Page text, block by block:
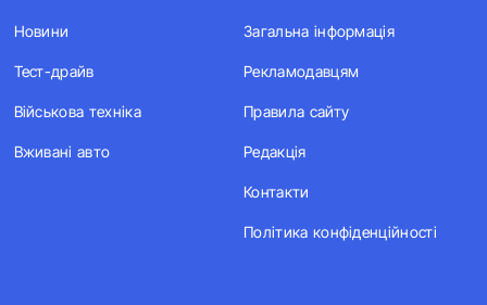
Новини
Тест-драйв
Військова техніка
Вживані авто
Загальна інформація
Рекламодавцям
Правила сайту
Редакція
Контакти
Політика конфіденційності